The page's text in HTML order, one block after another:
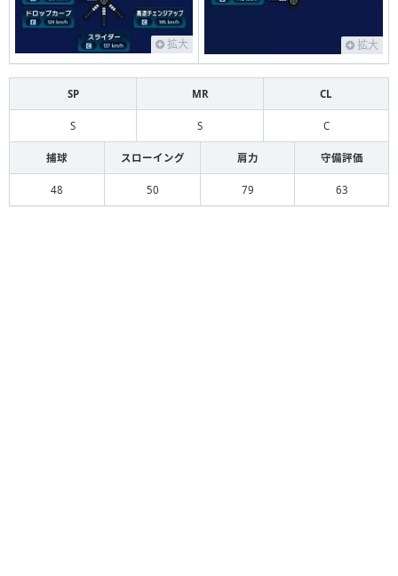
拡大 拡大
SP MR CL
S S C
捕球 スローイング 肩力 守備評価
48 50 79 63